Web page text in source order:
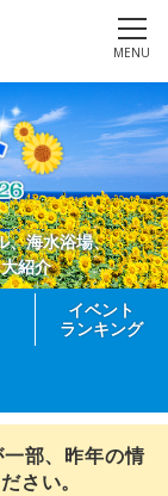
MENU
、海水浴場、
紹介
イベント
ランキング
部、昨年の情
さい。